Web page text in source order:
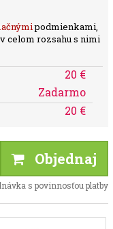
podmienkami,
celom rozsahu s nimi
20 €
Zadarmo
20 €
Objednaj
s povinnosťou platby